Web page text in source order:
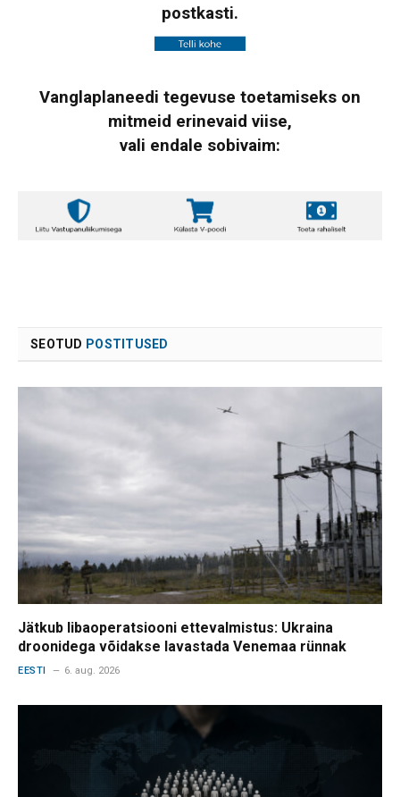
postkasti.
Vanglaplaneedi tegevuse toetamiseks on
mitmeid erinevaid viise,
vali endale sobivaim:
SEOTUD POSTITUSED
Jätkub libaoperatsiooni ettevalmistus: Ukraina
droonidega võidakse lavastada Venemaa rünnak
EESTI 6. aug. 2026